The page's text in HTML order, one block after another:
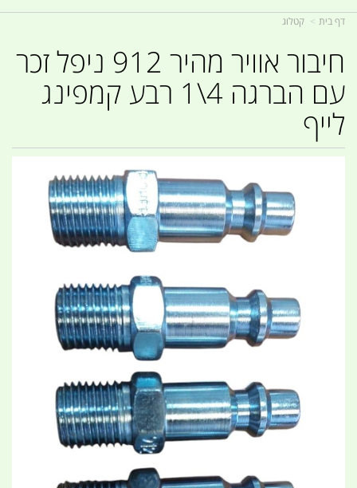
דף בית קטלוג
חיבור אוויר מהיר 912 ניפל זכר
עם הברגה 4\1 רבע קמפינג
לייף